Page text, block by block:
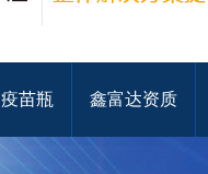
疫苗瓶 鑫富达资质